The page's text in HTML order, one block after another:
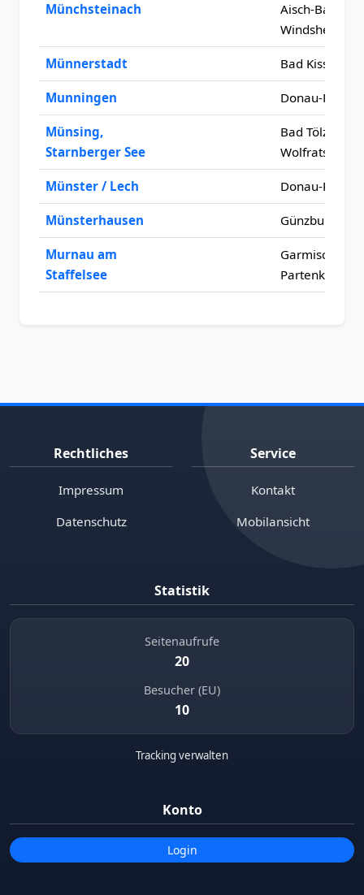
Münchsteinach
Aisch-Bad
Windsheim
Münnerstadt Bad Kissingen
Munningen Donau-Ries
Münsing,
Starnberger See
Bad Tölz-
Münster / Lech Donau-Ries
Münsterhausen Günzburg
Murnau am
Staffelsee
Garmisch-
Partenkirchen
Rechtliches
Impressum
Datenschutz
Service
Kontakt
Mobilansicht
Statistik
Seitenaufrufe
20
Besucher (EU)
10
Tracking verwalten
Konto
Login